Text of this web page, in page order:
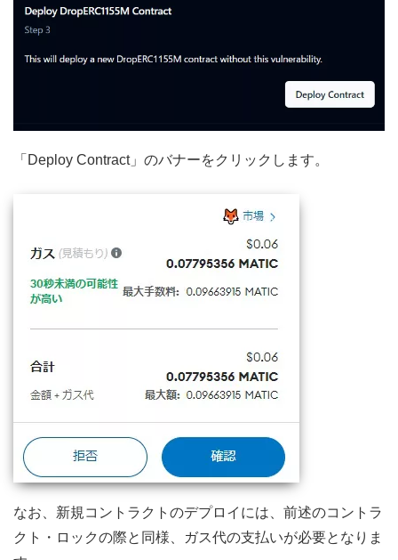
「Deploy Contract」のバナーをクリックします。
なお、新規コントラクトのデプロイには、前述のコントラ
クト・ロックの際と同様、ガス代の支払いが必要となりま